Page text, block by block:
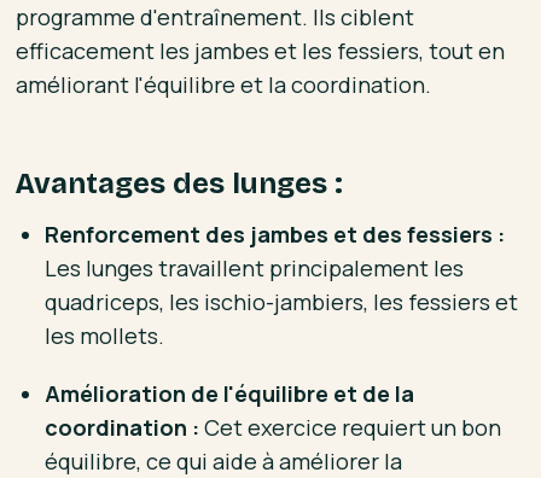
programme d'entraînement. Ils ciblent
efficacement les jambes et les fessiers, tout en
améliorant l'équilibre et la coordination.
Avantages des lunges :
Renforcement des jambes et des fessiers :
Les lunges travaillent principalement les
quadriceps, les ischio-jambiers, les fessiers et
les mollets.
Amélioration de l'équilibre et de la
coordination : Cet exercice requiert un bon
équilibre, ce qui aide à améliorer la